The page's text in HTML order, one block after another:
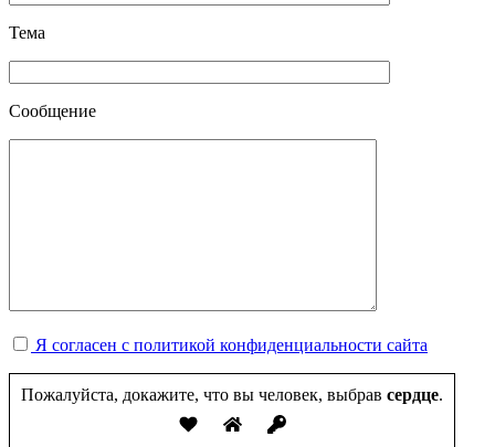
Тема
Сообщение
Я согласен с политикой конфиденциальности сайта
Пожалуйста, докажите, что вы человек, выбрав сердце.